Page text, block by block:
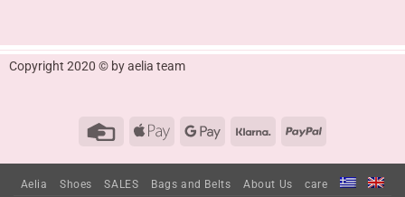
Copyright 2020 © by aelia team
Credit
Apple
Google Klarna PayPal
Aelia Shoes SALES Bags and Belts About Us care